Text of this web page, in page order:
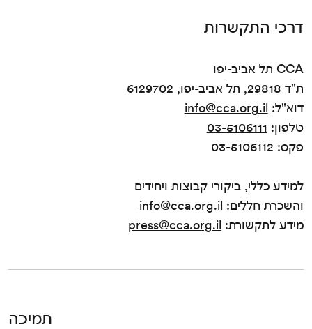
דרכי התקשרות
CCA תל אביב-יפו
ת"ד 29818, תל אביב-יפו, 6129702
דוא"ל: info@cca.org.il
טלפון: 03-5106111
פקס: 03-5106112
למידע כללי, ביקורי קבוצות ויחידים
והשכרת חללים: info@cca.org.il
מידע לתקשורת: press@cca.org.il
תמיכה